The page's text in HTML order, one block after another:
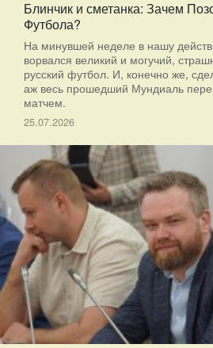
Блинчик и сметанка: Зачем
Футбола?
На минувшей неделе в нашу
ворвался великий и могучий,
русский футбол. И, конечно же,
аж весь прошедший Мундиаль
матчем.
25.07.2026